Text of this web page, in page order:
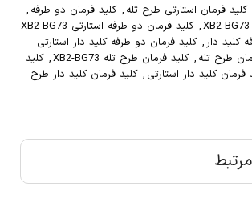
کلید فرمان استارتی طرح تله , کلید فرمان دو طرفه ,
, کلید فرمان دو طرفه استارتی XB2-BG73
کلید دار, کلید فرمان دو طرفه کلید دار استارتی
طرح تله , کلید فرمان طرح تله XB2-BG73 , کلید
فرمان کلید دار استارتی , کلید فرمان کلید دار طرح